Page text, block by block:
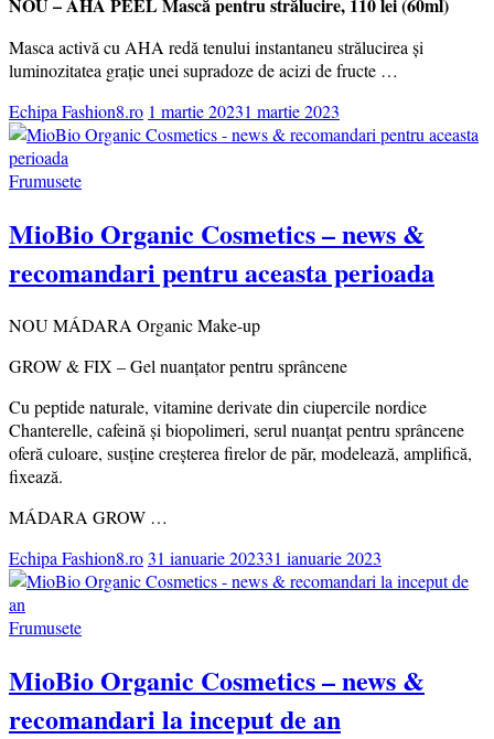
Masca activă cu AHA redă tenului instantaneu strălucirea şi
luminozitatea graţie unei supradoze de acizi de fructe …
Echipa Fashion8.ro 1 martie 20231 martie 2023
Frumusete
MioBio Organic Cosmetics – news &
recomandari pentru aceasta perioada
NOU MÁDARA Organic Make-up
GROW & FIX – Gel nuanțator pentru sprâncene
Cu peptide naturale, vitamine derivate din ciupercile nordice
Chanterelle, cafeină și biopolimeri, serul nuanțat pentru sprâncene
oferă culoare, susține creșterea firelor de păr, modelează, amplifică,
fixează.
MÁDARA GROW …
Echipa Fashion8.ro31 ianuarie 202331 ianuarie 2023
Frumusete
MioBio Organic Cosmetics – news &
recomandari la inceput de an